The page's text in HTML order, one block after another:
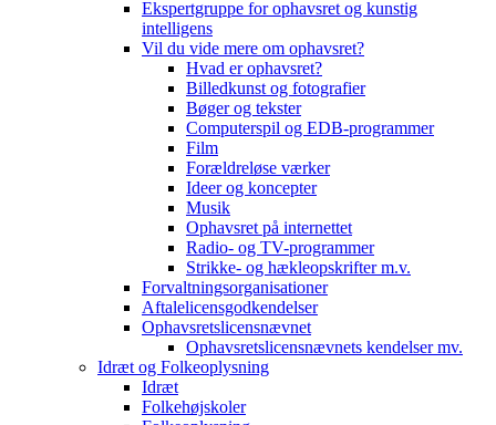
Ekspertgruppe for ophavsret og kunstig
intelligens
Vil du vide mere om ophavsret?
Hvad er ophavsret?
Billedkunst og fotografier
Bøger og tekster
Computerspil og EDB-programmer
Film
Forældreløse værker
Ideer og koncepter
Musik
Ophavsret på internettet
Radio- og TV-programmer
Strikke- og hækleopskrifter m.v.
Forvaltningsorganisationer
Aftalelicensgodkendelser
Ophavsretslicensnævnet
Ophavsretslicensnævnets kendelser mv.
Idræt og Folkeoplysning
Idræt
Folkehøjskoler